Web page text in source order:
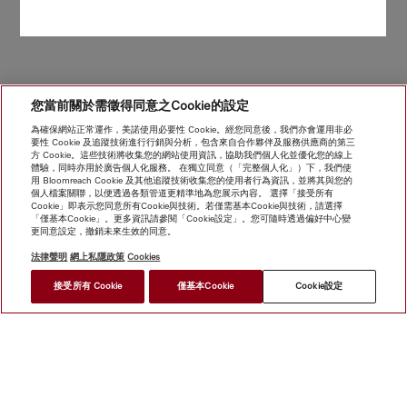
您當前關於需徵得同意之Cookie的設定
為確保網站正常運作，美諾使用必要性 Cookie。經您同意後，我們亦會運用非必
要性 Cookie 及追蹤技術進行行銷與分析，包含來自合作夥伴及服務供應商的第三
方 Cookie。這些技術將收集您的網站使用資訊，協助我們個人化並優化您的線上
體驗，同時亦用於廣告個人化服務。 在獨立同意（「完整個人化」）下，我們使
用 Bloomreach Cookie 及其他追蹤技術收集您的使用者行為資訊，並將其與您的
個人檔案關聯，以便透過各類管道更精準地為您展示內容。 選擇「接受所有
Cookie」即表示您同意所有Cookie與技術。若僅需基本Cookie與技術，請選擇
「僅基本Cookie」。更多資訊請參閱「Cookie設定」。您可隨時透過偏好中心變
更同意設定，撤銷未來生效的同意。
法律聲明 網上私隱政策 Cookies
接受所有 Cookie 僅基本Cookie Cookie設定